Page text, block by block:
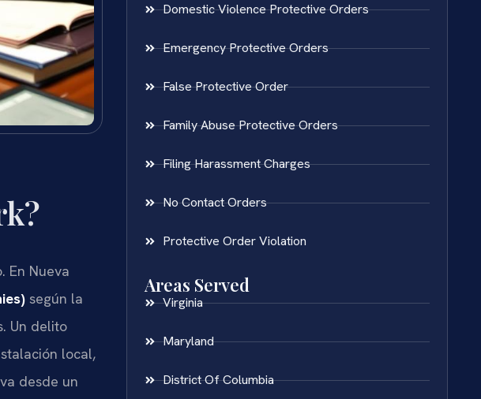
En Nueva
según la
Un delito
local,
desde un
Domestic Violence Protective Orders
Emergency Protective Orders
False Protective Order
Family Abuse Protective Orders
Filing Harassment Charges
No Contact Orders
Protective Order Violation
Areas Served
Virginia
Maryland
District Of Columbia